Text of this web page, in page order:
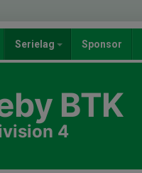
Serielag Sponsor
BTK
4